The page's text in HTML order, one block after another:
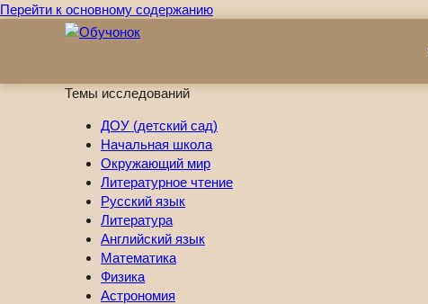
Перейти к основному содержанию
Темы исследований
ДОУ (детский сад)
Начальная школа
Окружающий мир
Литературное чтение
Русский язык
Литература
Английский язык
Математика
Физика
Астрономия